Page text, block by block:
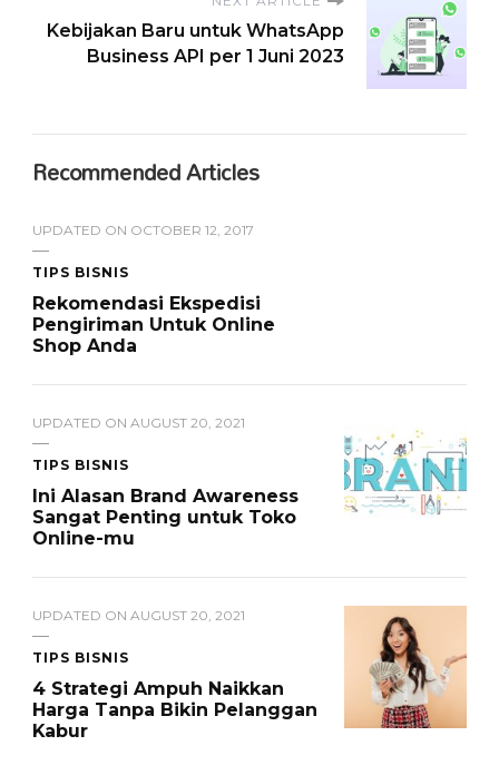
Kebijakan Baru untuk WhatsApp
Business API per 1 Juni 2023
Recommended Articles
UPDATED ON OCTOBER 12, 2017
TIPS BISNIS
Rekomendasi Ekspedisi
Pengiriman Untuk Online
Shop Anda
UPDATED ON AUGUST 20, 2021
TIPS BISNIS
Ini Alasan Brand Awareness
Sangat Penting untuk Toko
Online-mu
UPDATED ON AUGUST 20, 2021
TIPS BISNIS
4 Strategi Ampuh Naikkan
Harga Tanpa Bikin Pelanggan
Kabur